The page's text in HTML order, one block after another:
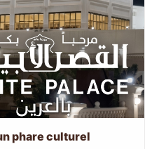
phare culturel